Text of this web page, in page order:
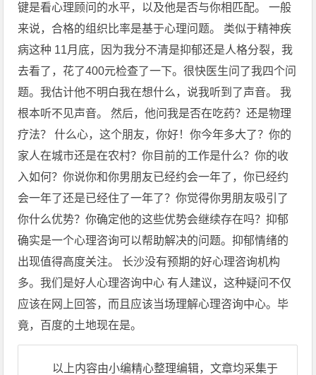
键是看心理顾问的水平，以及他是否与你相匹配。 一般
来说，合格的组织比率是基于心理问题。 类似于精神疾
病这种 11月底，因为我分不清是抑郁还是人格分裂，我
去看了，花了400元检查了一下。很快医生问了我四个问
题。我估计他不明白我在想什么，说我听到了声音。 我
根本听不见声音。 然后，他问我是否在吃药？还是物理
疗法？ 什么心，这个朋友，你好！你今年多大了？你的
家人在城市还是在农村？你目前的工作是什么？你的收
入如何？你说你和你男朋友已经约会一年了，你已经约
会一年了还是已经住了一年了？你觉得你男朋友吸引了
你什么优势？你确定他的这些优势会继续存在吗？抑郁
确实是一个心理咨询可以帮助解决的问题。抑郁情绪的
出现值得高度关注。 长沙没有预期的好心理咨询机构
多。我们是好人心理咨询中心 有人建议，这种疑问不仅
应该在网上回答，而且应该当场理解心理咨询中心。毕
竟，百度的土地现在是。
以上内容由小编精心整理编辑，文章均采集于